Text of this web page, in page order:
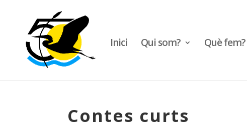
Inici Qui som? Què fem?
Contes curts